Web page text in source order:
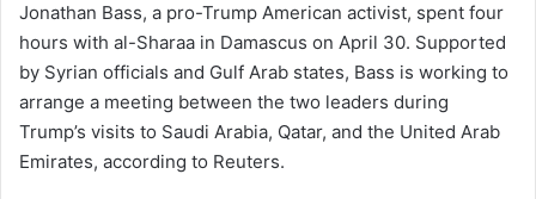
Jonathan Bass, a pro-Trump American activist, spent four
hours with al-Sharaa in Damascus on April 30. Supported
by Syrian officials and Gulf Arab states, Bass is working to
arrange a meeting between the two leaders during
Trump’s visits to Saudi Arabia, Qatar, and the United Arab
Emirates, according to Reuters.